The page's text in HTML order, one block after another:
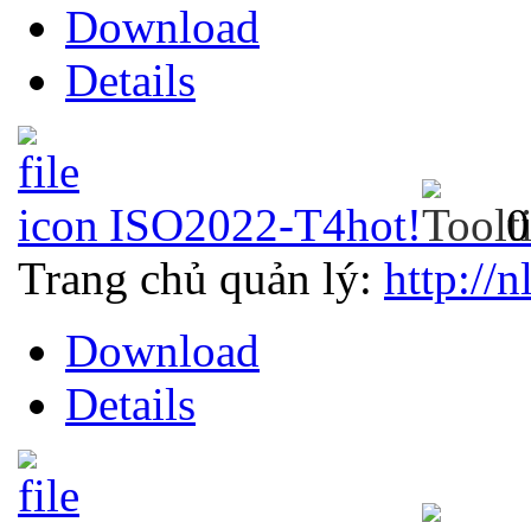
Download
Details
ISO2022-T4hot!
Trang chủ quản lý: http://
Download
Details